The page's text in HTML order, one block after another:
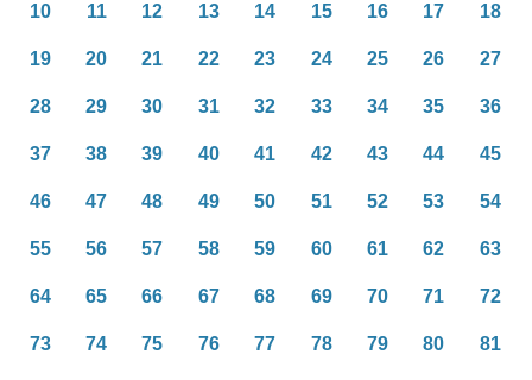
10 11 12 13 14 15 16 17 18
19 20 21 22 23 24 25 26 27
28 29 30 31 32 33 34 35 36
37 38 39 40 41 42 43 44 45
46 47 48 49 50 51 52 53 54
55 56 57 58 59 60 61 62 63
64 65 66 67 68 69 70 71 72
73 74 75 76 77 78 79 80 81